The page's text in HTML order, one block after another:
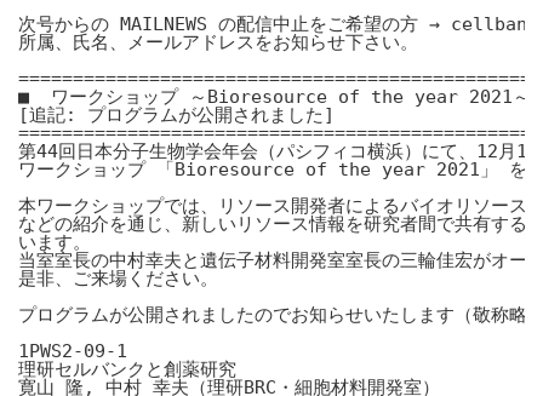
次号からの MAILNEWS の配信中止をご希望の方 →
所属、氏名、メールアドレスをお知らせ下さい。
■  ワークショップ ～Bioresource of the year 2021～
[追記: プログラムが公開されました]
第44回日本分子生物学会年会（パシフィコ横浜）にて、12月1
ワークショップ 「Bioresource of the year 2021」 を開
本ワークショップでは、リソース開発者によるバイオリソース
などの紹介を通じ、新しいリソース情報を研究者間で共有する
います。
当室室長の中村幸夫と遺伝子材料開発室室長の三輪佳宏がオー
是非、ご来場ください。
プログラムが公開されましたのでお知らせいたします（敬称略
1PWS2-09-1
理研セルバンクと創薬研究
寛山 隆, 中村 幸夫（理研BRC・細胞材料開発室）